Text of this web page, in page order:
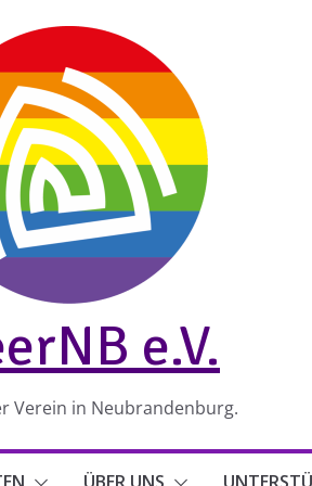
e.V.
Verein in Neubrandenburg.